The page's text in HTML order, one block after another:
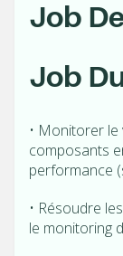
Job
Job
• Monitorer le
composants
performance
• Résoudre
le monitoring